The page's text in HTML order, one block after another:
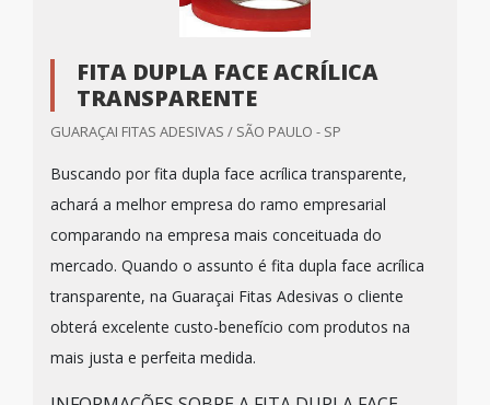
FITA DUPLA FACE ACRÍLICA
TRANSPARENTE
GUARAÇAI FITAS ADESIVAS / SÃO PAULO - SP
Buscando por fita dupla face acrílica transparente,
achará a melhor empresa do ramo empresarial
comparando na empresa mais conceituada do
mercado. Quando o assunto é fita dupla face acrílica
transparente, na Guaraçai Fitas Adesivas o cliente
obterá excelente custo-benefício com produtos na
mais justa e perfeita medida.